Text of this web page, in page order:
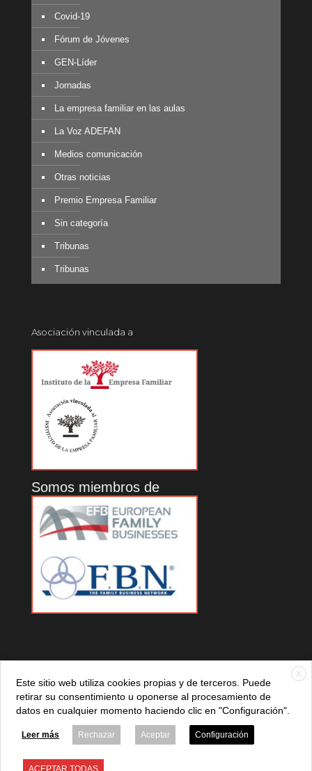
Covid-19
Fórum de Jóvenes
GEN-Líder
Jornadas
La empresa familiar en las aulas
La Voz ADEFAN
Medios comunicación
Otras noticias
Premio Empresa Familiar
Sin categoría
Tribunas
Tribunas
Asociación vinculada a
Somos miembros de
881 |Política de privacidad|Aviso legal |Política de cookies
X
Este sitio web utiliza cookies propias y de terceros. Puede
retirar su consentimiento u oponerse al procesamiento de
datos en cualquier momento haciendo clic en "Configuración".
Leer más Rechazar Aceptar Configuración
ACEPTAR TODAS